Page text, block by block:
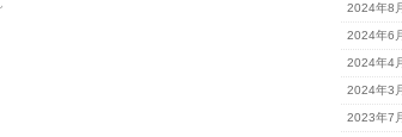
2024年8
2024年6
2024年4
2024年3
2023年7